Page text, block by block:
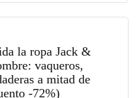
la ropa Jack &
vaqueros,
a mitad de
-72%)